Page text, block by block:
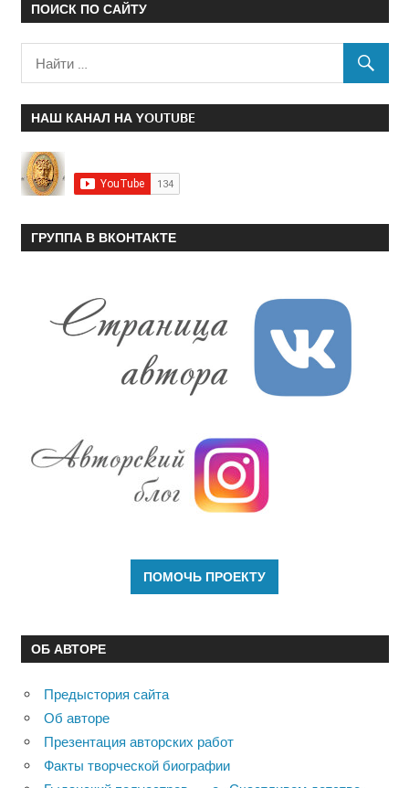
ПОИСК ПО САЙТУ
НАШ КАНАЛ НА YOUTUBE
ГРУППА В ВКОНТАКТЕ
ОБ АВТОРЕ
Предыстория сайта
Об авторе
Презентация авторских работ
Факты творческой биографии